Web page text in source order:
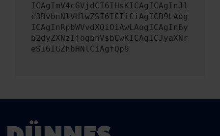
ICAgImV4cGVjdCI6IHsKICAgICAgInJl
c3BvbnNlVHlwZSI6ICIiCiAgICB9LAog
ICAgInRpbWVvdXQiOiAwLAogICAgInBy
b2dyZXNzIjogbnVsbCwKICAgICJyaXNr
eSI6IGZhbHNlCiAgfQp9